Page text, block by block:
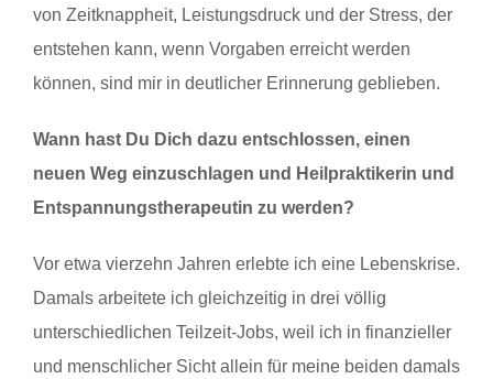
von Zeitknappheit, Leistungsdruck und der Stress, der
entstehen kann, wenn Vorgaben erreicht werden
können, sind mir in deutlicher Erinnerung geblieben.
Wann hast Du Dich dazu entschlossen, einen
neuen Weg einzuschlagen und Heilpraktikerin und
Entspannungstherapeutin zu werden?
Vor etwa vierzehn Jahren erlebte ich eine Lebenskrise.
Damals arbeitete ich gleichzeitig in drei völlig
unterschiedlichen Teilzeit-Jobs, weil ich in finanzieller
und menschlicher Sicht allein für meine beiden damals